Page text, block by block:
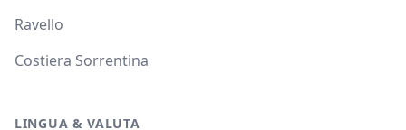
Ravello
Costiera Sorrentina
LINGUA & VALUTA